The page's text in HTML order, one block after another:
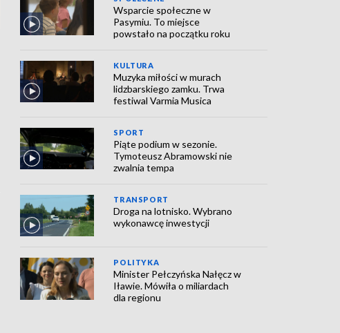
Wsparcie społeczne w
Pasymiu. To miejsce
powstało na początku roku
KULTURA
Muzyka miłości w murach
lidzbarskiego zamku. Trwa
festiwal Varmia Musica
SPORT
Piąte podium w sezonie.
Tymoteusz Abramowski nie
zwalnia tempa
TRANSPORT
Droga na lotnisko. Wybrano
wykonawcę inwestycji
POLITYKA
Minister Pełczyńska Nałęcz w
Iławie. Mówiła o miliardach
dla regionu